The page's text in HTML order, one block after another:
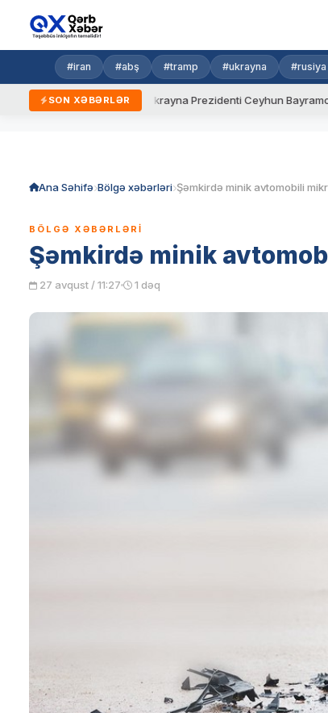
#iran #abş #tramp #ukrayna #rusiya
SON XƏBƏRLƏR
qaydalar Ukrayna Prezidenti Ceyhun Bayramovu
Ana Səhifə Bölgə xəbərləri Şəmkirdə minik avtomobili
BÖLGƏ XƏBƏRLƏRI
Şəmkirdə minik
27 avqust / 11:27 1 dəq